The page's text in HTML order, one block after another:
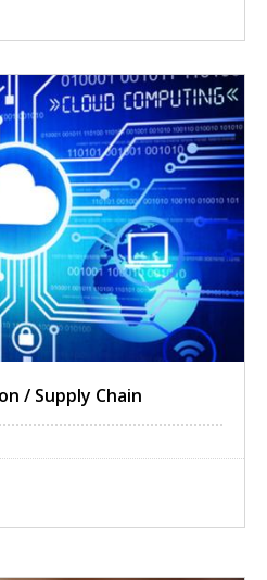
/ Supply Chain